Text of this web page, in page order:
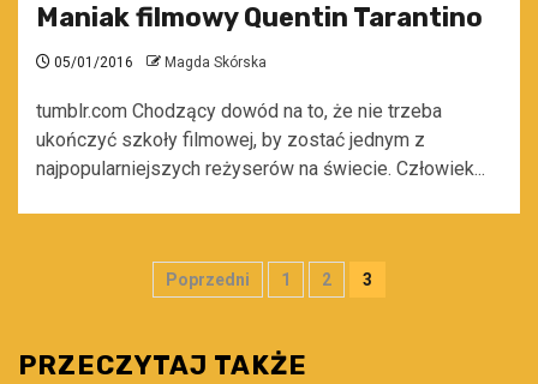
Maniak filmowy Quentin Tarantino
05/01/2016 Magda Skórska
tumblr.com Chodzący dowód na to, że nie trzeba
ukończyć szkoły filmowej, by zostać jednym z
najpopularniejszych reżyserów na świecie. Człowiek...
Stronicowanie
Poprzedni 1 2 3
PRZECZYTAJ TAKŻE